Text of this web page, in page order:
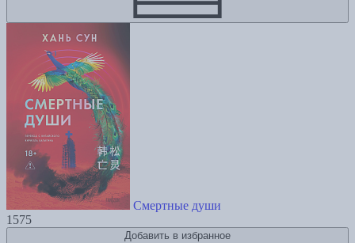
Смертные души
1575
Добавить в избранное